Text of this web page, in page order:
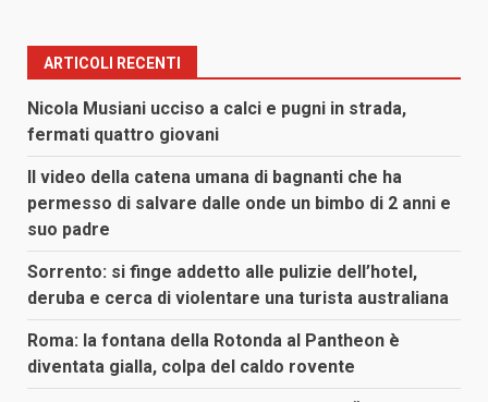
articoli
ARTICOLI RECENTI
Nicola Musiani ucciso a calci e pugni in strada,
fermati quattro giovani
Il video della catena umana di bagnanti che ha
permesso di salvare dalle onde un bimbo di 2 anni e
suo padre
Sorrento: si finge addetto alle pulizie dell’hotel,
deruba e cerca di violentare una turista australiana
Roma: la fontana della Rotonda al Pantheon è
diventata gialla, colpa del caldo rovente